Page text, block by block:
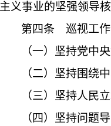
主义事业的坚强领导
第四条 巡视工作
（一）坚持党中
（二）坚持围绕
（三）坚持人民
（四）坚持问题